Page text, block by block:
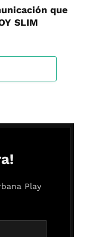
que
SLIM
Play